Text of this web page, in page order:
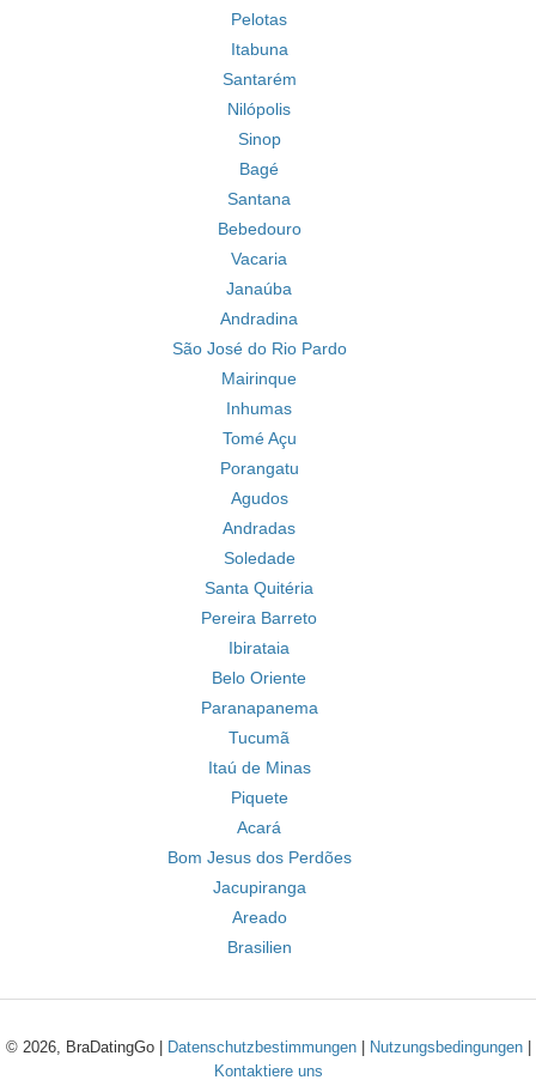
Pelotas
Itabuna
Santarém
Nilópolis
Sinop
Bagé
Santana
Bebedouro
Vacaria
Janaúba
Andradina
São José do Rio Pardo
Mairinque
Inhumas
Tomé Açu
Porangatu
Agudos
Andradas
Soledade
Santa Quitéria
Pereira Barreto
Ibirataia
Belo Oriente
Paranapanema
Tucumã
Itaú de Minas
Piquete
Acará
Bom Jesus dos Perdões
Jacupiranga
Areado
Brasilien
© 2026, BraDatingGo | Datenschutzbestimmungen| Nutzungsbedingungen|
Kontaktiere uns